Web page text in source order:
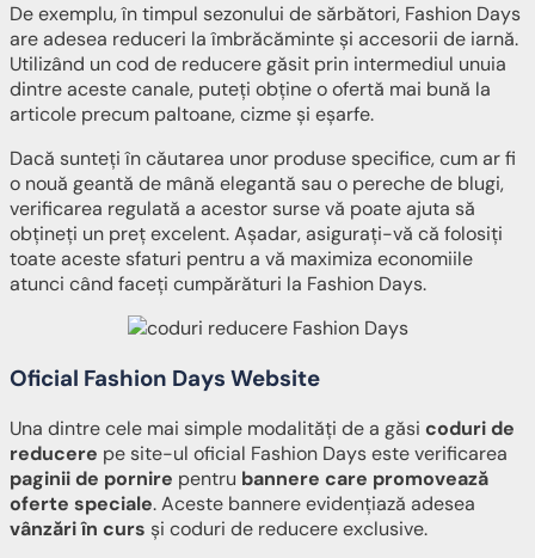
De exemplu, în timpul sezonului de sărbători, Fashion Days
are adesea reduceri la îmbrăcăminte și accesorii de iarnă.
Utilizând un cod de reducere găsit prin intermediul unuia
dintre aceste canale, puteți obține o ofertă mai bună la
articole precum paltoane, cizme și eșarfe.
Dacă sunteți în căutarea unor produse specifice, cum ar fi
o nouă geantă de mână elegantă sau o pereche de blugi,
verificarea regulată a acestor surse vă poate ajuta să
obțineți un preț excelent. Așadar, asigurați-vă că folosiți
toate aceste sfaturi pentru a vă maximiza economiile
atunci când faceți cumpărături la Fashion Days.
Oficial Fashion Days Website
Una dintre cele mai simple modalități de a găsi coduri de
reducere pe site-ul oficial Fashion Days este verificarea
paginii de pornire pentru bannere care promovează
oferte speciale. Aceste bannere evidențiază adesea
vânzări în curs și coduri de reducere exclusive.